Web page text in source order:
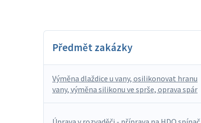
Předmět zakázky
Výměna dlaždice u vany, osilikonovat hranu
vany, výměna silikonu ve sprše, oprava spár